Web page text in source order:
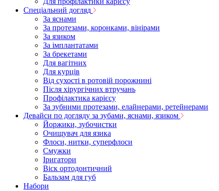
Спеціальний догляд
За яснами
За протезами, коронками, вінірами
За язиком
За імплантатами
За брекетами
Для вагітних
Для курців
Від сухості в ротовій порожнині
Після хірургічних втручань
Профілактика карієсу
За зубними протезами, елайнерами, ретейнерами
Девайси по догляду за зубами, яснами, язиком
Йоржики, зубочистки
Очищувач для язика
Флоси, нитки, суперфлоси
Смужки
Іригатори
Віск ортодонтичний
Бальзам для губ
Набори